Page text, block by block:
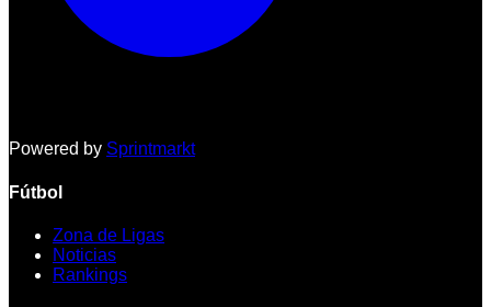
Powered by Sprintmarkt
Fútbol
Zona de Ligas
Noticias
Rankings